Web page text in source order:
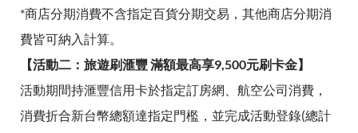
*商店分期消費不含指定百貨分期交易，其他商店分期消
費皆可納入計算。
【活動二：旅遊刷滙豐 滿額最高享9,500元刷卡金】
活動期間持滙豐信用卡於指定訂房網、航空公司消費，
消費折合新台幣總額達指定門檻，並完成活動登錄(總計